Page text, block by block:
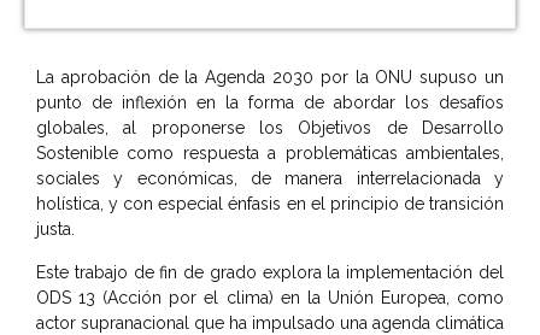
La aprobación de la Agenda 2030 por la ONU supuso un
punto de inflexión en la forma de abordar los desafíos
globales, al proponerse los Objetivos de Desarrollo
Sostenible como respuesta a problemáticas ambientales,
sociales y económicas, de manera interrelacionada y
holística, y con especial énfasis en el principio de transición
justa.
Este trabajo de fin de grado explora la implementación del
ODS 13 (Acción por el clima) en la Unión Europea, como
actor supranacional que ha impulsado una agenda climática